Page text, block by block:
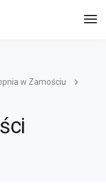
w Zamościu